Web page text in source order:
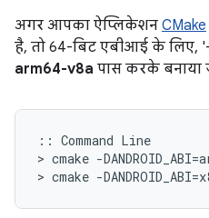
अगर आपका ऐप्लिकेशन CMake
है, तो 64-बिट एबीआई के लिए, '-
arm64-v8a पास करके बनाया
:: Command Line
> cmake -